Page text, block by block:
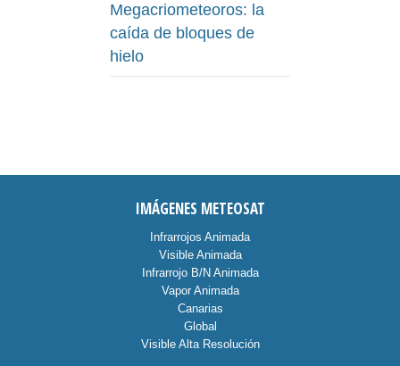
Megacriometeoros: la
caída de bloques de
hielo
IMÁGENES METEOSAT
Infrarrojos Animada
Visible Animada
Infrarrojo B/N Animada
Vapor Animada
Canarias
Global
Visible Alta Resolución